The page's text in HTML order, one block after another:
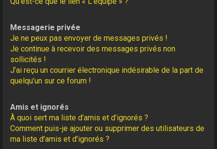
Messagerie privée
Je ne peux pas envoyer de messages privés !
Je continue à recevoir des messages privés non
sollicités !
J’ai reçu un courrier électronique indésirable de la part de
quelqu’un sur ce forum !
Amis et ignorés
À quoi sert ma liste d’amis et d’ignorés ?
Comment puis-je ajouter ou supprimer des utilisateurs de
ma liste d’amis et d’ignorés ?